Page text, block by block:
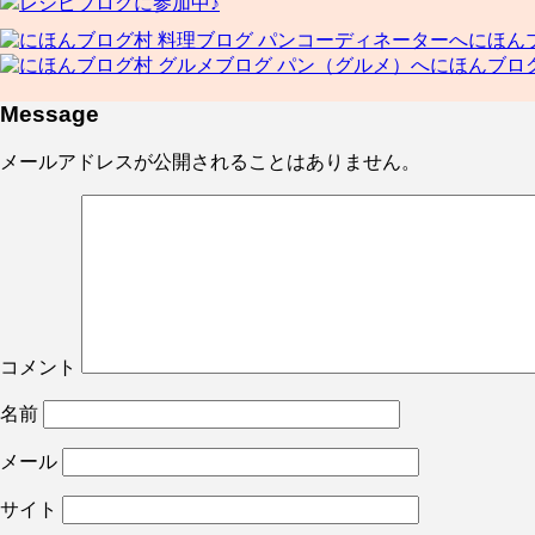
にほん
にほんブロ
Message
メールアドレスが公開されることはありません。
コメント
名前
メール
サイト